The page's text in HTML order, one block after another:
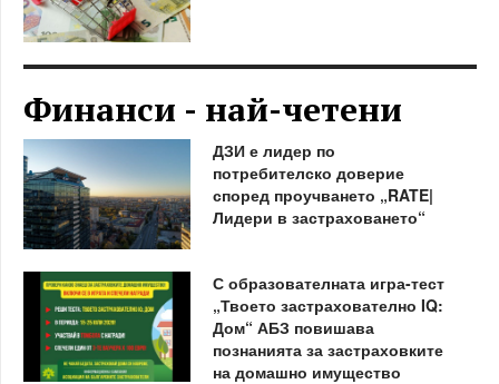
Финанси - най-четени
ДЗИ е лидер по
потребителско доверие
според проучването „RATE|
Лидери в застраховането“
С образователната игра-тест
„Твоето застрахователно IQ:
Дом“ АБЗ повишава
познанията за застраховките
на домашно имущество